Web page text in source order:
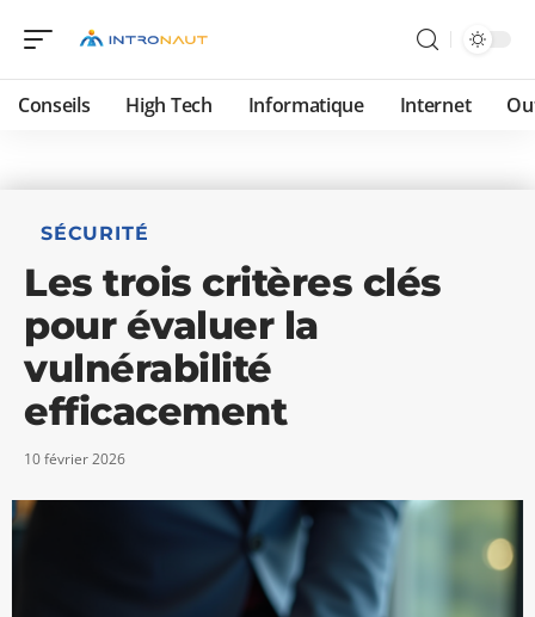
Conseils High Tech Informatique Internet
SÉCURITÉ
Les trois critères clés
pour évaluer la
vulnérabilité
efficacement
10 février 2026